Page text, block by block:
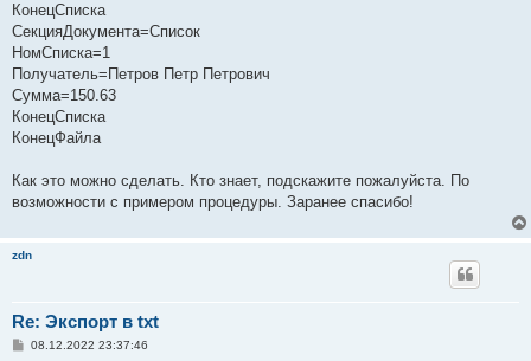
КонецСписка
СекцияДокумента=Список
НомСписка=1
Получатель=Петров Петр Петрович
Сумма=150.63
КонецСписка
КонецФайла
Как это можно сделать. Кто знает, подскажите пожалуйста. По
возможности с примером процедуры. Заранее спасибо!
zdn
Re: Экспорт в txt
С08.12.2022 23:37:46